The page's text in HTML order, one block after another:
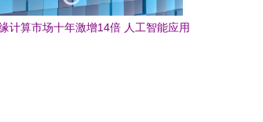
计算市场十年激增14倍 人工智能应用